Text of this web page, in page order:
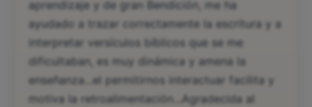
aprendizaje y de gran Bendición, me ha
ayudado a trazar correctamente la escritura y a
interpretar versículos bíblicos que se me
dificultaban, es muy dinámica y amena la
enseñanza...el permitirnos interactuar facilita y
motiva la retroalimentación...Agradecida al